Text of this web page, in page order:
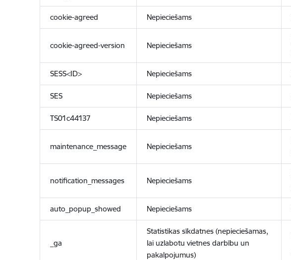
cookie-agreed Nepieciešams
cookie-agreed-version Nepieciešams
SESS<ID> Nepieciešams
SES Nepieciešams
TS01c44137 Nepieciešams
maintenance_message Nepieciešams
notification_messages Nepieciešams
auto_popup_showed Nepieciešams
_ga
Statistikas sīkdatnes (nepieciešamas,
lai uzlabotu vietnes darbību un
pakalpojumus)